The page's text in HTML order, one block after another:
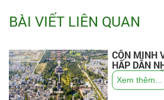
BÀI VIẾT LIÊN QUAN
CÔN MINH
HẤP DẪN
TRUNG
Xem thêm...